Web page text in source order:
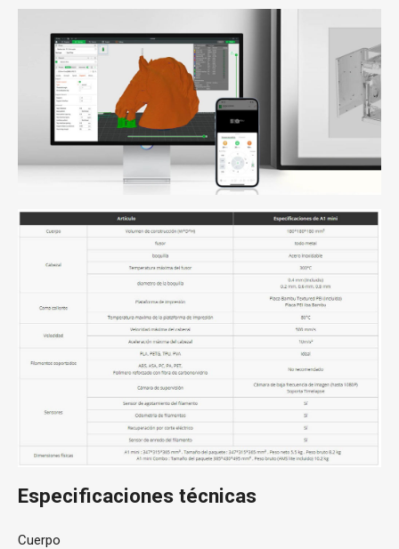
Especificaciones técnicas
Cuerpo